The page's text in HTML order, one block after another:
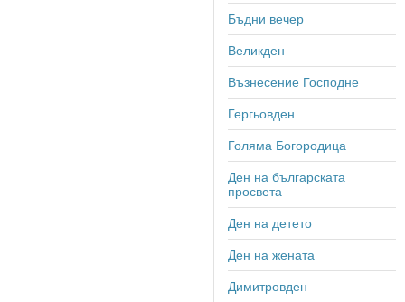
Бъдни вечер
Великден
Възнесение Господне
Гергьовден
Голяма Богородица
Ден на българската
просвета
Ден на детето
Ден на жената
Димитровден